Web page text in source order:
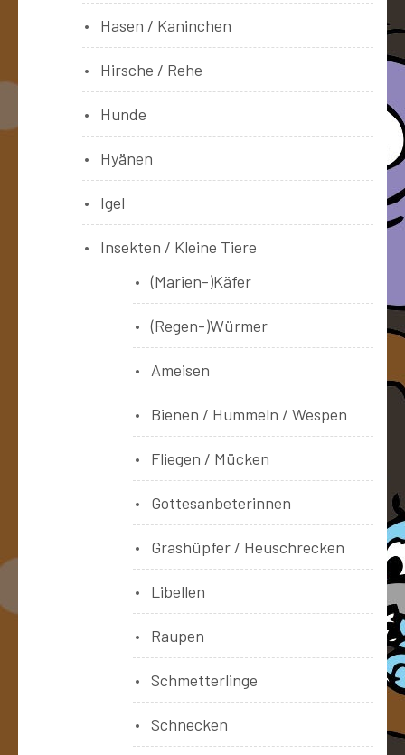
Hasen / Kaninchen
Hirsche / Rehe
Hunde
Hyänen
Igel
Insekten / Kleine Tiere
(Marien-)Käfer
(Regen-)Würmer
Ameisen
Bienen / Hummeln / Wespen
Fliegen / Mücken
Gottesanbeterinnen
Grashüpfer / Heuschrecken
Libellen
Raupen
Schmetterlinge
Schnecken